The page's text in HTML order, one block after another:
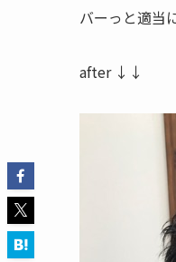
バーっと適当
after ↓↓